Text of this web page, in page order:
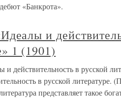
«Банкрота».
и
1 (1901)
и действительность в русской
в русской литературе.
представляет такое